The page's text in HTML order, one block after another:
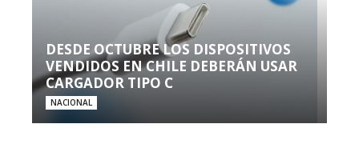
DESDE OCTUBRE LOS DISPOSITIVOS
VENDIDOS EN CHILE DEBERÁN USAR
CARGADOR TIPO C
NACIONAL